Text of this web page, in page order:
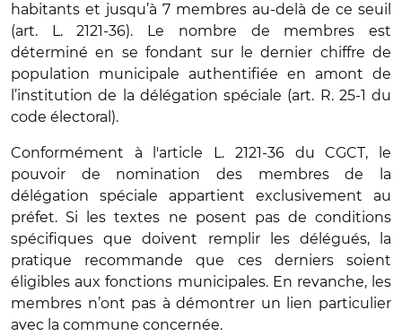
habitants et jusqu’à 7 membres au-delà de ce seuil
(art. L. 2121-36). Le nombre de membres est
déterminé en se fondant sur le dernier chiffre de
population municipale authentifiée en amont de
l’institution de la délégation spéciale (art. R. 25-1 du
code électoral).
Conformément à l'article L. 2121-36 du CGCT, le
pouvoir de nomination des membres de la
délégation spéciale appartient exclusivement au
préfet. Si les textes ne posent pas de conditions
spécifiques que doivent remplir les délégués, la
pratique recommande que ces derniers soient
éligibles aux fonctions municipales. En revanche, les
membres n’ont pas à démontrer un lien particulier
avec la commune concernée.